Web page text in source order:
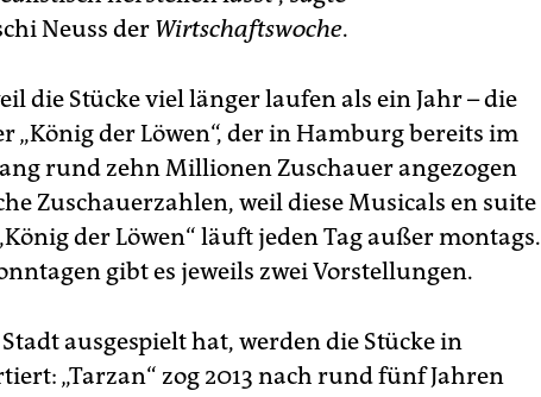
Neuss der Wirtschaftswoche.
die Stücke viel länger laufen als ein Jahr – die
„König der Löwen“, der in Hamburg bereits im
rund zehn Millionen Zuschauer angezogen
Zuschauerzahlen, weil diese Musicals en suite
der Löwen“ läuft jeden Tag außer montags.
gibt es jeweils zwei Vorstellungen.
ausgespielt hat, werden die Stücke in
„Tarzan“ zog 2013 nach rund fünf Jahren